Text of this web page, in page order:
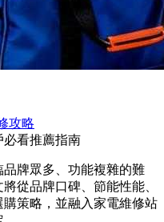
攻略
必看推薦指南
牌眾多、功能複雜的難
從品牌口碑、節能性能、
策略，並融入家電維修站